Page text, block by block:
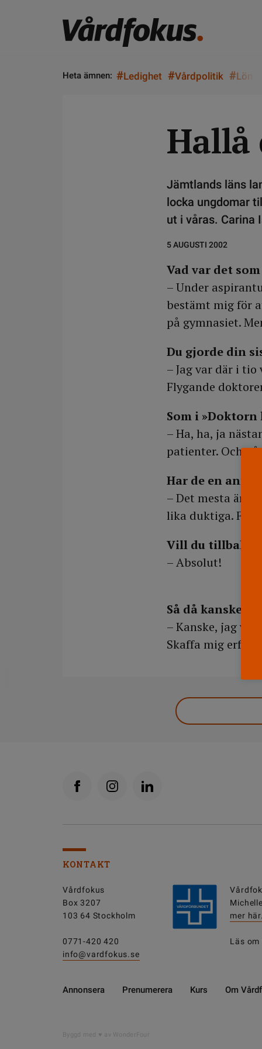
Heta ämnen: #Ledighet #Vårdpolitik #Lön
Hallå
Jämtlands läns
locka ungdomar
ut i våras. Carina
5 AUGUSTI 2002
Vad var det
– Under
bestämt mig för
på gymnasiet.
Du gjorde din
– Jag var där i
Flygande
Som i »Doktorn
– Ha, ha, ja
patienter. Och
Har de en
– Det mesta är
lika duktiga. Fast
Vill du tillbaka
– Absolut!
Så då kanske
– Kanske, jag
Skaffa mig
KONTAKT
Vårdfokus
Box 3207
103 64 Stockholm
0771-420 420
info@vardfokus.se
mer här.
Läs
Annonsera Prenumerera Kurs Om
Byggd med av WonderFour